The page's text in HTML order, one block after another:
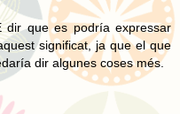
dir que es podría expressar
significat, ja que el que
dir algunes coses més.